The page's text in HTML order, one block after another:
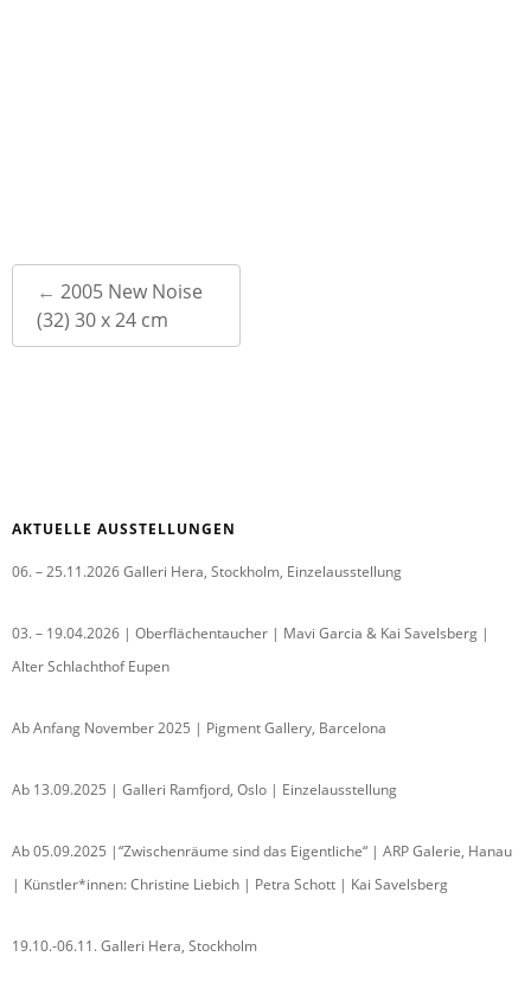
Post
navigation
← 2005 New Noise
(32) 30 x 24 cm
AKTUELLE AUSSTELLUNGEN
06. – 25.11.2026 Galleri Hera, Stockholm, Einzelausstellung
03. – 19.04.2026 | Oberflächentaucher | Mavi Garcia & Kai Savelsberg |
Alter Schlachthof Eupen
Ab Anfang November 2025 | Pigment Gallery, Barcelona
Ab 13.09.2025 | Galleri Ramfjord, Oslo | Einzelausstellung
Ab 05.09.2025 |“Zwischenräume sind das Eigentliche“ | ARP Galerie, Hanau
| Künstler*innen: Christine Liebich | Petra Schott | Kai Savelsberg
19.10.-06.11. Galleri Hera, Stockholm